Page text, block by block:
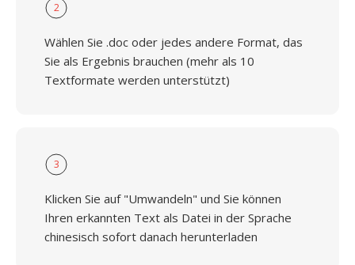
2
Wählen Sie .doc oder jedes andere Format, das
Sie als Ergebnis brauchen (mehr als 10
Textformate werden unterstützt)
3
Klicken Sie auf "Umwandeln" und Sie können
Ihren erkannten Text als Datei in der Sprache
chinesisch sofort danach herunterladen